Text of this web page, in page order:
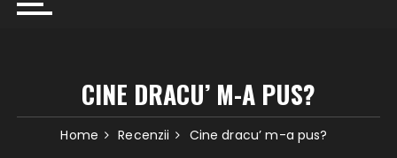
CINE DRACU’ M-A PUS?
Home Recenzii Cine dracu’ m-a pus?